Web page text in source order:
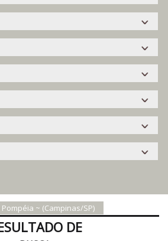
Pompéia ~ (Campinas/SP)
DE